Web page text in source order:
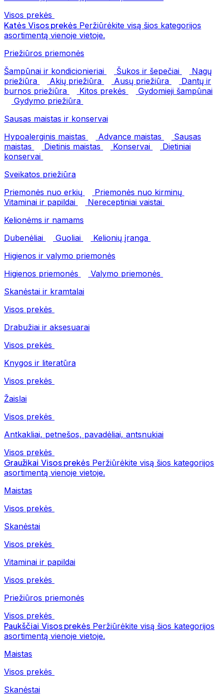
Visos prekės
Katės Visos prekės Peržiūrėkite visą šios kategorijos
asortimentą vienoje vietoje.
Priežiūros priemonės
Šampūnai ir kondicionieriai
Šukos ir šepečiai
Nagų
priežiūra
Akių priežiūra Ausų priežiūra
Dantų ir
burnos priežiūra
Kitos prekės
Gydomieji šampūnai
Gydymo priežiūra
Sausas maistas ir konservai
Hypoalerginis maistas
Advance maistas
Sausas
maistas
Dietinis maistas Konservai
Dietiniai
konservai
Sveikatos priežiūra
Priemonės nuo erkių
Priemonės nuo kirminų
Vitaminai ir papildai
Nereceptiniai vaistai
Kelionėms ir namams
Dubenėliai
Guoliai
Kelionių įranga
Higienos ir valymo priemonės
Higienos priemonės
Valymo priemonės
Skanėstai ir kramtalai
Visos prekės
Drabužiai ir aksesuarai
Visos prekės
Knygos ir literatūra
Visos prekės
Žaislai
Visos prekės
Antkakliai, petnešos, pavadėliai, antsnukiai
Visos prekės
Graužikai Visos prekės Peržiūrėkite visą šios kategorijos
asortimentą vienoje vietoje.
Maistas
Visos prekės
Skanėstai
Visos prekės
Vitaminai ir papildai
Visos prekės
Priežiūros priemonės
Visos prekės
Paukščiai Visos prekės Peržiūrėkite visą šios kategorijos
asortimentą vienoje vietoje.
Maistas
Visos prekės
Skanėstai